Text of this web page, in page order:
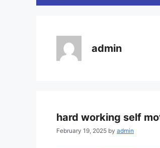
admin
hard working self
February 19, 2025 by admin